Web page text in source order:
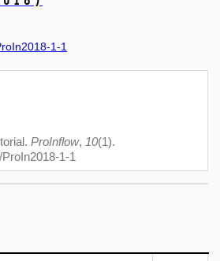
1-1
ProInflow, 10(1).
1-1